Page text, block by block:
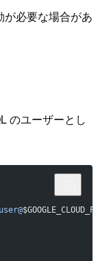
が必要な場合があ
のユーザーとし